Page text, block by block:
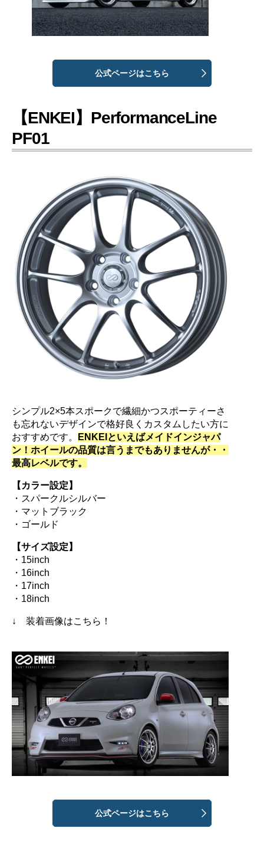
公式ページはこちら
【ENKEI】PerformanceLine
PF01
シンプル2×5本スポークで繊細かつスポーティーさ
も忘れないデザインで格好良くカスタムしたい方に
おすすめです。
ENKEIといえばメイドインジャパ
ン！ホイールの品質は言うまでもありませんが・・
最高レベルです。
【カラー設定】
・スパークルシルバー
・マットブラック
・ゴールド
【サイズ設定】
・15inch
・16inch
・17inch
・18inch
↓ 装着画像はこちら！
公式ページはこちら